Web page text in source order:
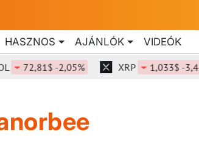
HASZNOS AJÁNLÓK VIDEÓK
72,81$ -2,05% XRP 1,033$ -3,41%